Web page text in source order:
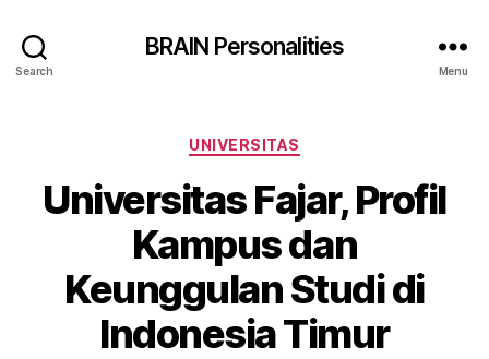
Search
BRAIN Personalities
Menu
Categories
UNIVERSITAS
Universitas Fajar, Profil
Kampus dan
Keunggulan Studi di
Indonesia Timur